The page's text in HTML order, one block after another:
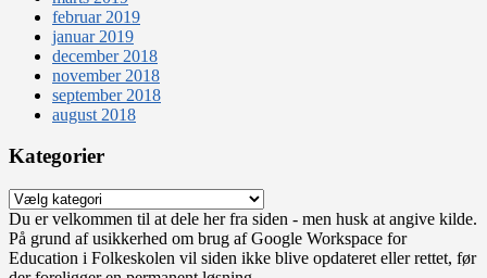
februar 2019
januar 2019
december 2018
november 2018
september 2018
august 2018
Kategorier
Kategorier
Du er velkommen til at dele her fra siden - men husk at angive kilde.
På grund af usikkerhed om brug af Google Workspace for
Education i Folkeskolen vil siden ikke blive opdateret eller rettet, før